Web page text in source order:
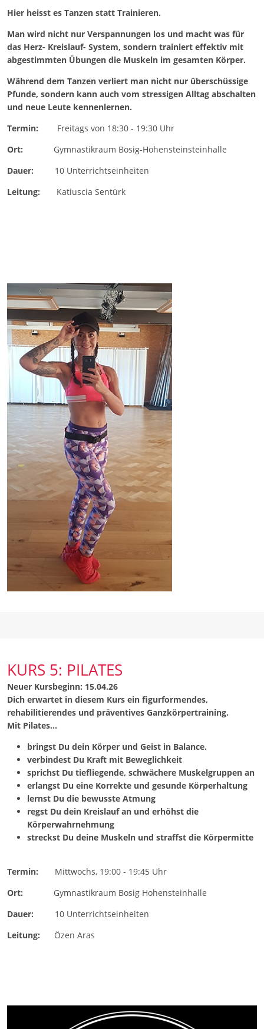
Hier heisst es Tanzen statt Trainieren.
Man wird nicht nur Verspannungen los und macht was für
das Herz- Kreislauf- System, sondern trainiert effektiv mit
abgestimmten Übungen die Muskeln im gesamten Körper.
Während dem Tanzen verliert man nicht nur überschüssige
Pfunde, sondern kann auch vom stressigen Alltag abschalten
und neue Leute kennenlernen.
Termin: Freitags von 18:30 - 19:30 Uhr
Ort: Gymnastikraum Bosig-Hohensteinsteinhalle
Dauer: 10 Unterrichtseinheiten
Leitung: Katiuscia Sentürk
KURS 5: PILATES
Neuer Kursbeginn: 15.04.26
Dich erwartet in diesem Kurs ein figurformendes,
rehabilitierendes und präventives Ganzkörpertraining.
Mit Pilates...
bringst Du dein Körper und Geist in Balance.
verbindest Du Kraft mit Beweglichkeit
sprichst Du tiefliegende, schwächere Muskelgruppen an
erlangst Du eine Korrekte und gesunde Körperhaltung
lernst Du die bewusste Atmung
regst Du dein Kreislauf an und erhöhst die
Körperwahrnehmung
streckst Du deine Muskeln und straffst die Körpermitte
Termin: Mittwochs, 19:00 - 19:45 Uhr
Ort: Gymnastikraum Bosig Hohensteinhalle
Dauer: 10 Unterrichtseinheiten
Leitung: Özen Aras